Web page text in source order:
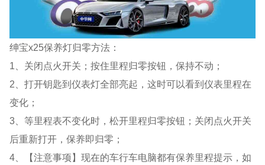
绅宝x25保养灯归零方法：
1、关闭点火开关；按住里程归零按钮，保持不动；
2、打开钥匙到仪表灯全部亮起，这时可以看到仪表里程在
变化；
3、等里程表不变化时，松开里程归零按钮；关闭点火开关
后重新打开，保养即归零；
4、【注意事项】现在的车行车电脑都有保养里程提示，如